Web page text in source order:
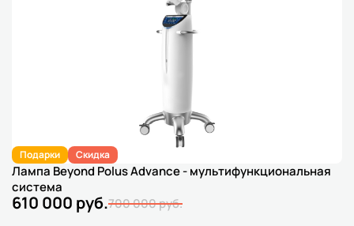
Подарки Скидка
Лампа Beyond Polus Advance - мультифункциональная
система
610 000 руб.700 000 руб.